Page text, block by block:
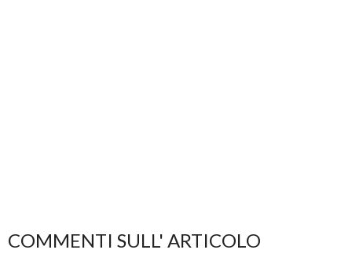
COMMENTI SULL' ARTICOLO